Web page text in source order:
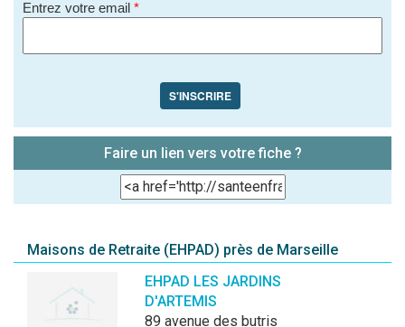
Entrez votre email *
S'INSCRIRE
Faire un lien vers votre fiche ?
Maisons de Retraite (EHPAD) près de Marseille
EHPAD LES JARDINS
D'ARTEMIS
89 avenue des butris